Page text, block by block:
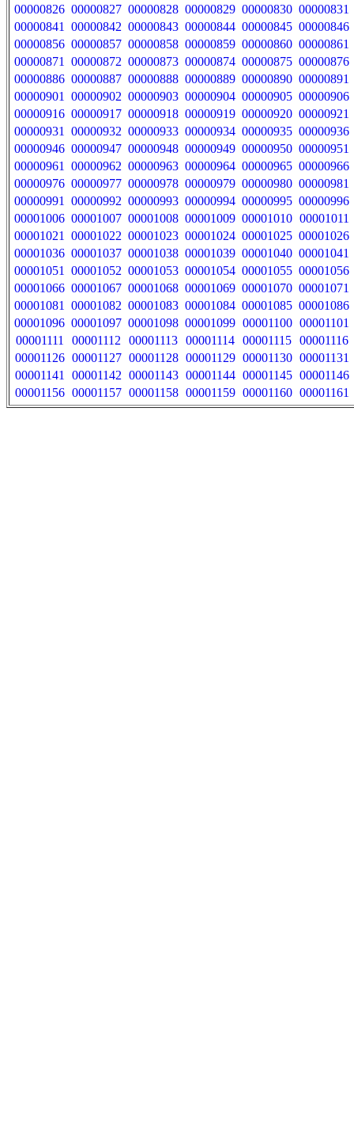
00000826 00000827 00000828 00000829 00000830 00000831
00000841
00000842 00000843 00000844 00000845 00000846
00000856 00000857 00000858 00000859 00000860 00000861
00000871
00000872 00000873 00000874 00000875 00000876
00000886 00000887 00000888 00000889 00000890 00000891
00000901
00000902 00000903 00000904 00000905 00000906
00000916 00000917 00000918 00000919 00000920 00000921
00000931
00000932 00000933 00000934 00000935 00000936
00000946 00000947 00000948 00000949 00000950 00000951
00000961
00000962 00000963 00000964 00000965 00000966
00000976 00000977 00000978 00000979 00000980 00000981
00000991
00000992 00000993 00000994 00000995 00000996
00001006 00001007 00001008 00001009 00001010 00001011
00001021
00001022 00001023 00001024 00001025 00001026
00001036 00001037 00001038 00001039 00001040 00001041
00001051
00001052 00001053 00001054 00001055 00001056
00001066 00001067 00001068 00001069 00001070 00001071
00001081
00001082 00001083 00001084 00001085 00001086
00001096 00001097 00001098 00001099 00001100 00001101
00001111
00001112 00001113 00001114 00001115 00001116
00001126 00001127 00001128 00001129 00001130 00001131
00001141
00001142 00001143 00001144 00001145 00001146
00001156 00001157 00001158 00001159 00001160 00001161